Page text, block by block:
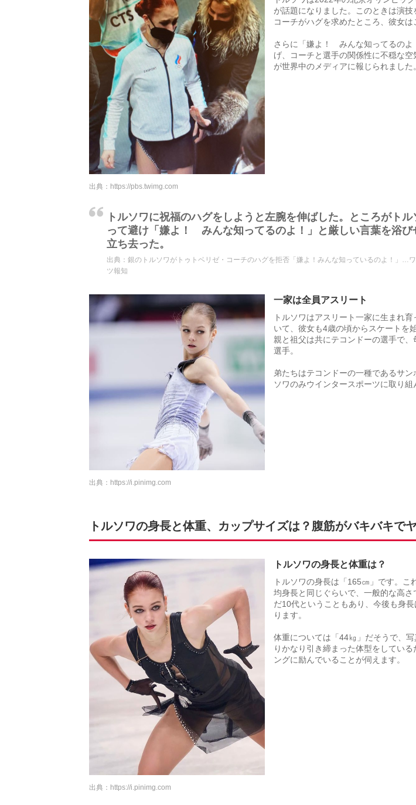
が話題になりました。このときは演
コーチがハグを求めたところ、彼女は
さらに「嫌よ！ みんな知ってるのよ
げ、コーチと選手の関係性に不穏な空
が世界中のメディアに報じられました。
出典： https://pbs.twimg.com
トルソワに祝福のハグをしようと左腕を伸ばした。ところがトル
って避け「嫌よ！ みんな知ってるのよ！」と厳しい言葉を浴び
立ち去った。
出典： 銀のトルソワがトゥトベリゼ・コーチのハグを拒否「嫌よ！みんな知っているのよ！」…
ツ報知
一家は全員アスリート
トルソワはアスリート一家に生まれ
いて、彼女も4歳の頃からスケートを
親と祖父は共にテコンドーの選手で、
選手。
弟たちはテコンドーの一種であるサ
ソワのみウインタースポーツに取り組
出典： https://i.pinimg.com
トルソワの身長と体重、カップサイズは？腹筋がバキバキで
トルソワの身長と体重は？
トルソワの身長は「165㎝」です。こ
均身長と同じぐらいで、一般的な高さ
だ10代ということもあり、今後も身
ります。
体重については「44㎏」だそうで、
りかなり引き締まった体型をしてい
ングに励んでいることが伺えます。
出典： https://i.pinimg.com